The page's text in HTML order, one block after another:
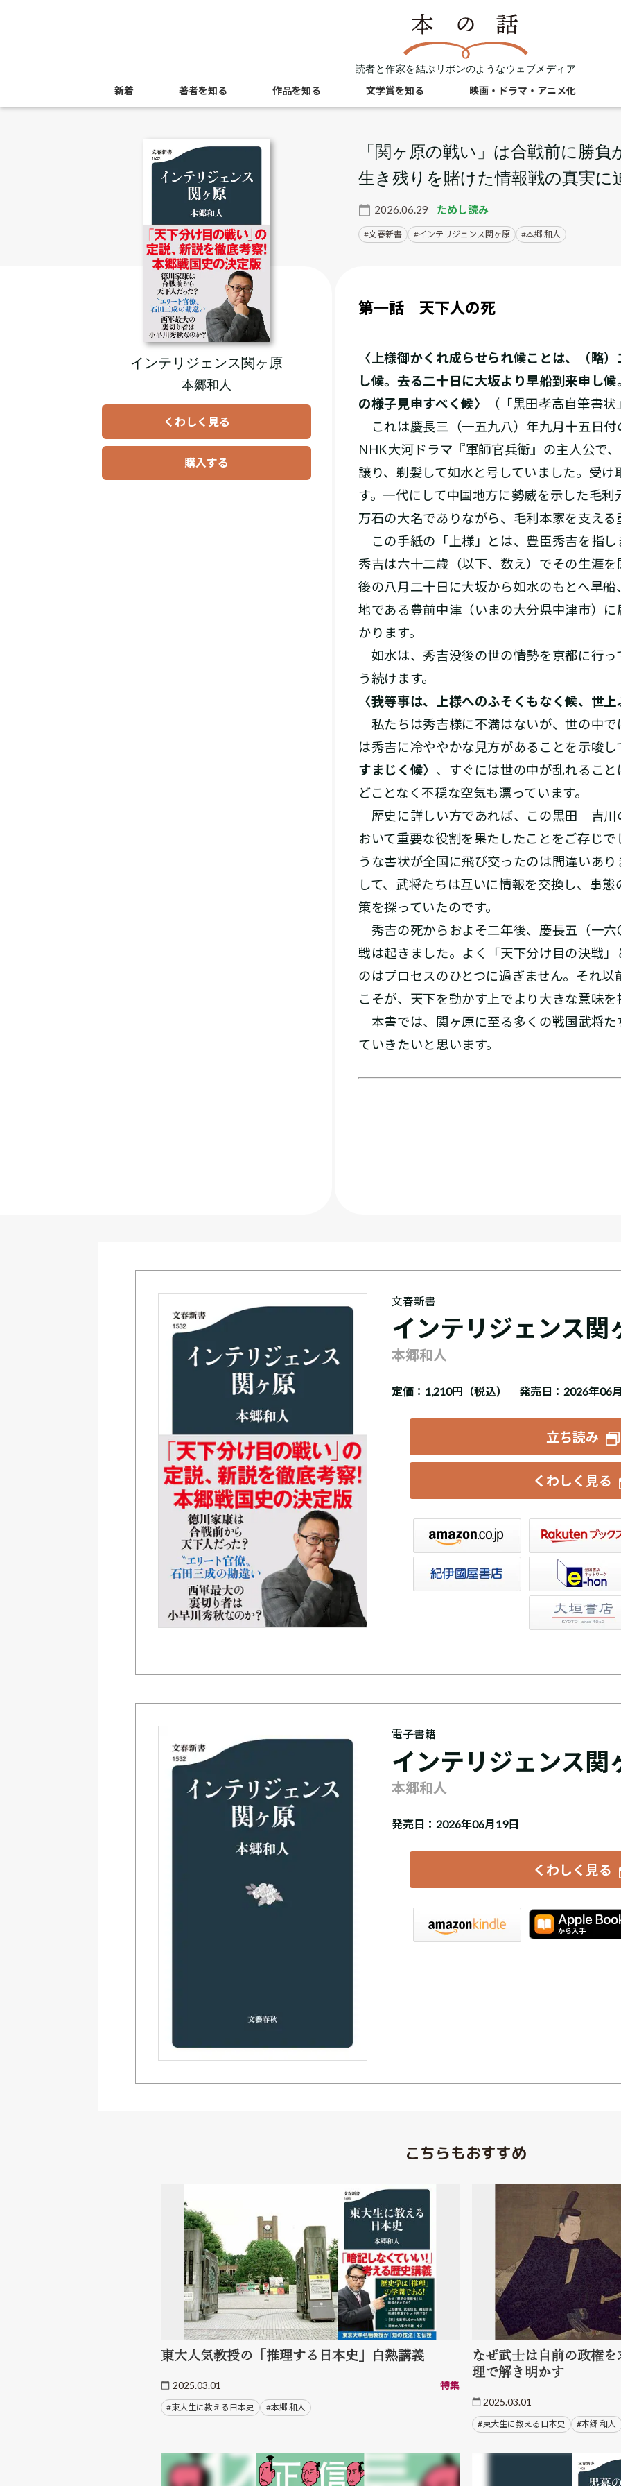
読者と作家を結ぶリボンのようなウェブメディア
新着 著者を知る 作品を知る 文学賞を知る 映画・ドラマ・アニメ化
「関ヶ原の戦い」は合戦前に勝
生き残りを賭けた情報戦の真実に
2026.06.29 ためし読み
文春新書 インテリジェンス関ヶ原 本郷 和人
インテリジェンス関ヶ原
本郷和人
くわしく見る
購入する
第一話 天下人の死
〈上様御かくれ成らせられ候ことは、（略
し候。去る二十日に大坂より早船到来申し
の様子見申すべく候〉
（「黒田孝高自筆書
これは慶長三（一五九八）年九月十五日
NHK大河ドラマ『軍師官兵衛』の主人公で
譲り、剃髪して如水と号していました。受
す。一代にして中国地方に勢威を示した毛
万石の大名でありながら、毛利本家を支え
この手紙の「上様」とは、豊臣秀吉を指
秀吉は六十二歳（以下、数え）でその生涯
後の八月二十日に大坂から如水のもとへ早
地である豊前中津（いまの大分県中津市）
かります。
如水は、秀吉没後の世の情勢を京都に行っ
う続けます。
〈我等事は、上様へのふそくもなく候、世
私たちは秀吉様に不満はないが、世の中
は秀吉に冷ややかな見方があることを示唆し
すまじく候〉 、すぐには世の中が乱れるこ
どことなく不穏な空気も漂っています。
歴史に詳しい方であれば、この黒田─吉川
おいて重要な役割を果たしたことをご存じ
うな書状が全国に飛び交ったのは間違いあ
して、武将たちは互いに情報を交換し、事
策を探っていたのです。
秀吉の死からおよそ二年後、慶長五（一
戦は起きました。よく「天下分け目の決戦
のはプロセスのひとつに過ぎません。それ
こそが、天下を動かす上でより大きな意味
本書では、関ヶ原に至る多くの戦国武将
ていきたいと思います。
文春新書
インテリジェンス関
本郷和人
定価： 1,210円（税込） 発売日：2026年06
立ち読み
くわしく見る
Amazon 楽天ブックス セブンネット
紀伊國屋書店ウェブストア
e-hon HonyaClub
大垣書店
電子書籍
インテリジェンス関
本郷和人
発売日：2026年06月19日
くわしく見る
楽天Kobo
こちらもおすすめ
東大人気教授の「推理する日本史」白熱講義
2025.03.01 特集
#東大生に教える日本史 #本郷 和人
なぜ武士は自前の政権
理で解き明かす
2025.03.01
#東大生に教える日本史 #本郷 和人